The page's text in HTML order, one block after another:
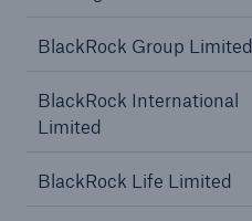
BlackRock Group Limited
BlackRock International
Limited
BlackRock Life Limited